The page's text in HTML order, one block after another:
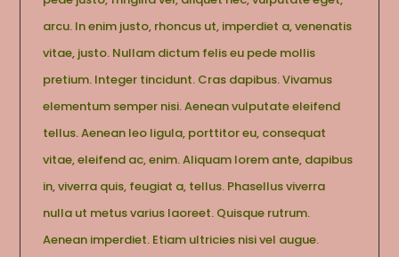
arcu. In enim justo, rhoncus ut, imperdiet a, venenatis
vitae, justo. Nullam dictum felis eu pede mollis
pretium. Integer tincidunt. Cras dapibus. Vivamus
elementum semper nisi. Aenean vulputate eleifend
tellus. Aenean leo ligula, porttitor eu, consequat
vitae, eleifend ac, enim. Aliquam lorem ante, dapibus
in, viverra quis, feugiat a, tellus. Phasellus viverra
nulla ut metus varius laoreet. Quisque rutrum.
Aenean imperdiet. Etiam ultricies nisi vel augue.